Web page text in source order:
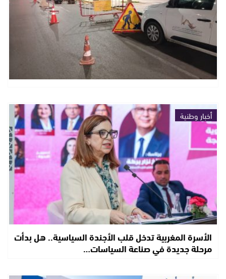
أخبار وطنية
الأسرة المغربية تدخل قلب الأجندة السياسية.. هل بدأت
مرحلة جديدة في صناعة السياسات…